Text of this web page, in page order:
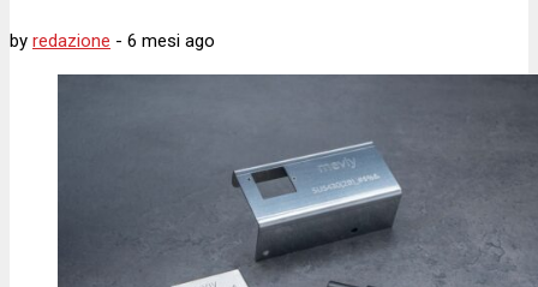
by redazione - 6 mesi ago